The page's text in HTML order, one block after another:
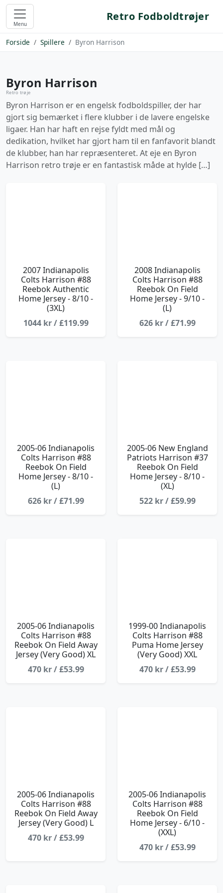
Menu
Retro Fodboldtrøjer
Forside Spillere Byron Harrison
Byron Harrison
Retro trøje
Byron Harrison er en engelsk fodboldspiller, der har
gjort sig bemærket i flere klubber i de lavere engelske
ligaer. Han har haft en rejse fyldt med mål og
dedikation, hvilket har gjort ham til en fanfavorit blandt
de klubber, han har repræsenteret. At eje en Byron
Harrison retro trøje er en fantastisk måde at hylde […]
2007 Indianapolis
Colts Harrison #88
Reebok Authentic
Home Jersey - 8/10 -
(3XL)
1044 kr / £119.99
2008 Indianapolis
Colts Harrison #88
Reebok On Field
Home Jersey - 9/10 -
(L)
626 kr / £71.99
2005-06 Indianapolis
Colts Harrison #88
Reebok On Field
Home Jersey - 8/10 -
(L)
626 kr / £71.99
2005-06 New England
Patriots Harrison #37
Reebok On Field
Home Jersey - 8/10 -
(XL)
522 kr / £59.99
2005-06 Indianapolis
Colts Harrison #88
Reebok On Field Away
Jersey (Very Good) XL
470 kr / £53.99
1999-00 Indianapolis
Colts Harrison #88
Puma Home Jersey
(Very Good) XXL
470 kr / £53.99
2005-06 Indianapolis
Colts Harrison #88
Reebok On Field Away
Jersey (Very Good) L
470 kr / £53.99
2005-06 Indianapolis
Colts Harrison #88
Reebok On Field
Home Jersey - 6/10 -
(XXL)
470 kr / £53.99